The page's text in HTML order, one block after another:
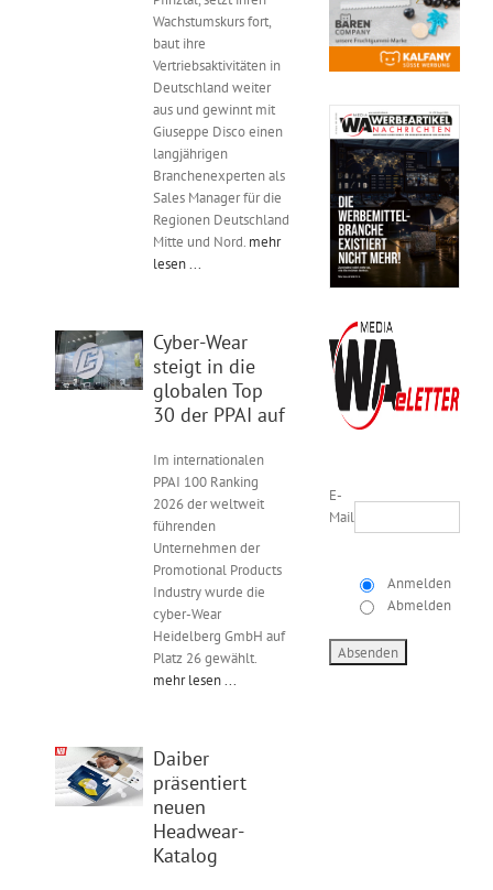
Jobshop
Wachstumskurs fort,
baut ihre
Vertriebsaktivitäten in
Deutschland weiter
aus und gewinnt mit
Giuseppe Disco einen
langjährigen
Branchenexperten als
Sales Manager für die
Regionen Deutschland
Mitte und Nord. mehr
lesen ...
Cyber-Wear
steigt in die
globalen Top
30 der PPAI auf
Im internationalen
PPAI 100 Ranking
2026 der weltweit
führenden
Unternehmen der
Promotional Products
Industry wurde die
cyber-Wear
Heidelberg GmbH auf
Platz 26 gewählt.
mehr lesen ...
Daiber
präsentiert
neuen
Headwear-
Katalog
E-
Mail
Anmelden
Abmelden